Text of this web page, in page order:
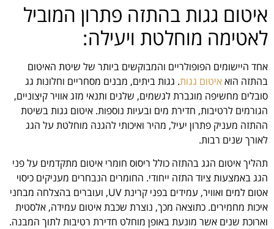
איטום גגות בהתזה פתרון המוביל
לאטימה מוחלטת ויעילה:
אחד היישומים הפופולריים והמבוקשים ביותר של שיטת האיטום
בהתזה הואאיטום גגות. גגות ביתים, מבנים מסחריים וחלונות גג
סובלים מחשיפה מוגברת לגשמים, שלגים ותנאי מזג אוויר קיצוניים,
הגורמים לרטיבות, חדירת מים ובעיות נוספות. איטום גגות בשיטת
ההתזה מעניק פתרון יעיל, מהיר ואיכותי להגנה מוחלטת על הגג
לאורך שנים רבות.
תהליך איטום הגג בהתזה כולל ריסוס חומרי איטום מתקדמים על פני
הגג באמצעות ציוד התזה ייחודי. החומרים הנבחרים מעניקים כיסוי
אטום למים ואוויר, עמידים בפני קרינת UV, ועוברים בהצלחה מבחני
איכות מחמירים. כתוצאה מכך, נוצרת שכבת איטום עמידה, אלסטית
וארוכת שנים אשר מונעת באופן מוחלט חדירת רטיבות לתוך המבנה.